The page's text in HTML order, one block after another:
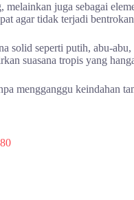
juga sebagai
agar tidak terjadi
solid seperti putih, abu-
suasana tropis yang
mengganggu